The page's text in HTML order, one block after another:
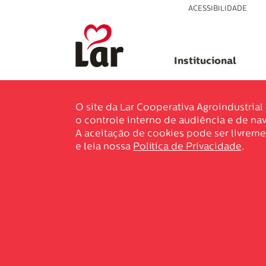
ACESSIBILIDADE
Institucional
O site da Lar Cooperativa
o controle interno de audiência e de
A aceitação de cookies pode ser
e leia nossa Política de Privacidade.